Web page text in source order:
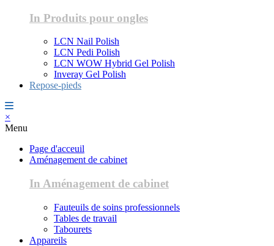
In Produits pour ongles
LCN Nail Polish
LCN Pedi Polish
LCN WOW Hybrid Gel Polish
Inveray Gel Polish
Repose-pieds
×
Menu
Page d'acceuil
Aménagement de cabinet
In Aménagement de cabinet
Fauteuils de soins professionnels
Tables de travail
Tabourets
Appareils